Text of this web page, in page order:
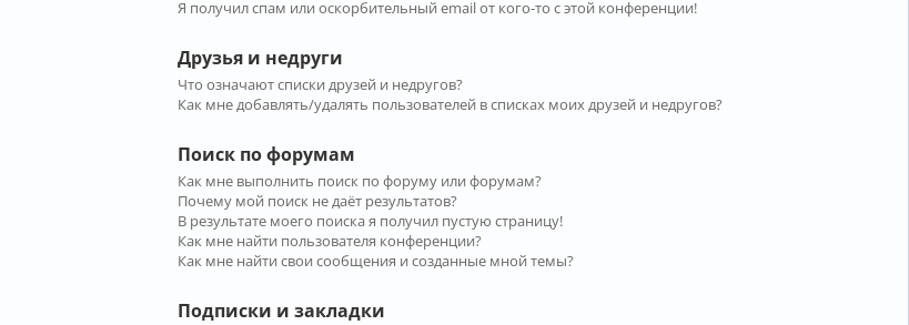
Я получил спам или оскорбительный email от кого-то с этой конференции!
Друзья и недруги
Что означают списки друзей и недругов?
Как мне добавлять/удалять пользователей в списках моих друзей и недругов?
Поиск по форумам
Как мне выполнить поиск по форуму или форумам?
Почему мой поиск не даёт результатов?
В результате моего поиска я получил пустую страницу!
Как мне найти пользователя конференции?
Как мне найти свои сообщения и созданные мной темы?
Подписки и закладки